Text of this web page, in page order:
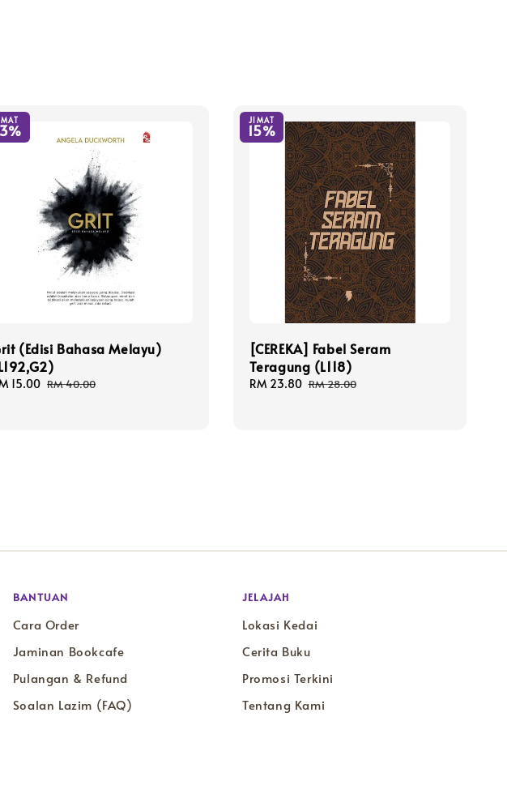
(Edisi Bahasa Melayu)
15.00 Regular
RM 40.00
JIMAT
15%
[CEREKA] Fabel Seram
Teragung (L118)
Sale
RM 23.80 Regular
RM 28.00
BANTUAN
Cara Order
Jaminan Bookcafe
Pulangan & Refund
Soalan Lazim (FAQ)
JELAJAH
Lokasi Kedai
Cerita Buku
Promosi Terkini
Tentang Kami